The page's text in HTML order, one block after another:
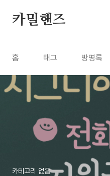
카밀핸즈
홈 태그 방명록
카테고리 없음